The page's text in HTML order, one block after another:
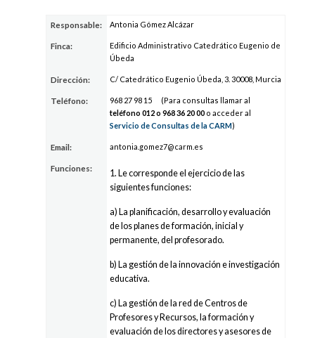
Responsable: Antonia Gómez Alcázar
Finca:
Edificio Administrativo Catedrático Eugenio de
Úbeda
Dirección: C/ Catedrático Eugenio Úbeda, 3. 30008, Murcia
Teléfono: 968 27 98 15
(Para consultas llamar al
teléfono 012 o 96836 20 00 o acceder al
Servicio de Consultas de la CARM)
Email: antonia.gomez7@carm.es
Funciones:
1. Le corresponde el ejercicio de las
siguientes funciones:
a) La planificación, desarrollo y evaluación
de los planes de formación, inicial y
permanente, del profesorado.
b) La gestión de la innovación e investigación
educativa.
c) La gestión de la red de Centros de
Profesores y Recursos, la formación y
evaluación de los directores y asesores de